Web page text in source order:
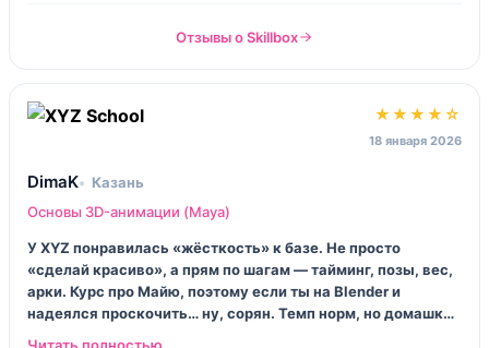
воздуха не появляется — тут как раз заставляют его
Отзывы о Skillbox
★★★★☆
18 января 2026
DimaK
Казань
Основы 3D-анимации (Maya)
У XYZ понравилась «жёсткость» к базе. Не просто
«сделай красиво», а прям по шагам — тайминг, позы, вес,
арки. Курс про Майю, поэтому если ты на Blender и
надеялся проскочить… ну, сорян. Темп норм, но домашки
надо делать сразу, иначе накапливается и потом всё,